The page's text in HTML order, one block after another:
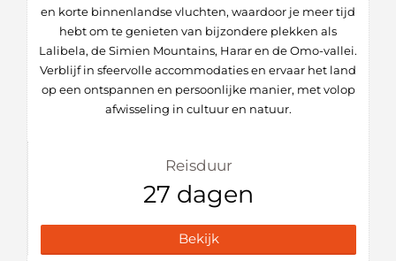
en korte binnenlandse vluchten, waardoor je meer tijd
hebt om te genieten van bijzondere plekken als
Lalibela, de Simien Mountains, Harar en de Omo-vallei.
Verblijf in sfeervolle accommodaties en ervaar het land
op een ontspannen en persoonlijke manier, met volop
afwisseling in cultuur en natuur.
Reisduur
27 dagen
Bekijk